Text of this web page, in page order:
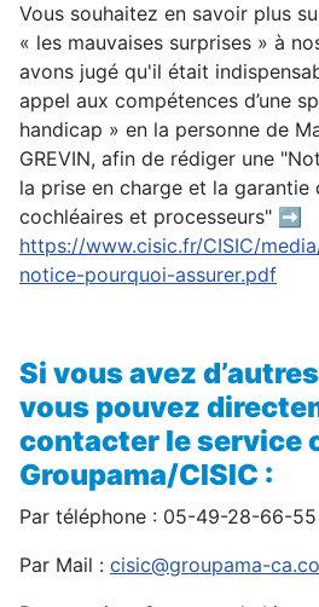
Vous souhaitez en savoir plus
« les mauvaises surprises » à
avons jugé qu'il était
appel aux compétences d’une
handicap » en la personne de
GREVIN, afin de rédiger une
la prise en charge et la garantie
cochléaires et processeurs" ➡
https://www.cisic.fr/CISIC/
notice-pourquoi-assurer.pdf
Si vous avez
vous pouvez
contacter le service
Groupama/CISIC :
Par téléphone : 05-49-28-66-55
Par Mail : cisic@groupama-